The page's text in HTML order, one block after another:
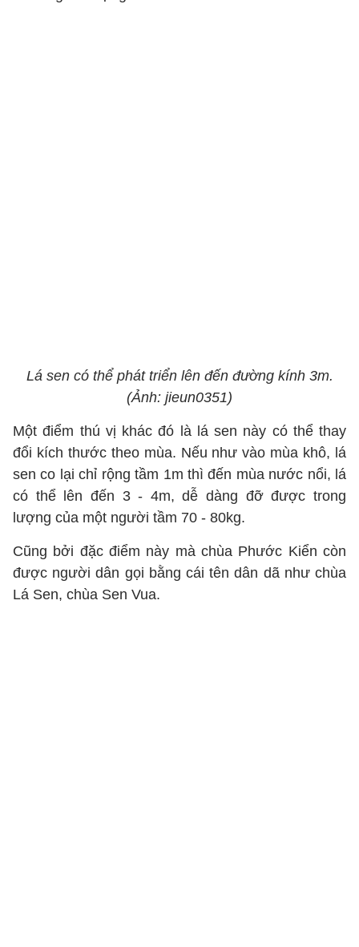
Lá sen có thể phát triển lên đến đường kính 3m.
(Ảnh: jieun0351)
Một điểm thú vị khác đó là lá sen này có thể thay
đổi kích thước theo mùa. Nếu như vào mùa khô, lá
sen co lại chỉ rộng tầm 1m thì đến mùa nước nổi, lá
có thể lên đến 3 - 4m, dễ dàng đỡ được trong
lượng của một người tầm 70 - 80kg.
Cũng bởi đặc điểm này mà chùa Phước Kiển còn
được người dân gọi bằng cái tên dân dã như chùa
Lá Sen, chùa Sen Vua.